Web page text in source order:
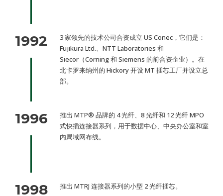
1992
3 家领先的技术公司合资成立 US Conec，它们是：
Fujikura Ltd.、NTT Laboratories 和
Siecor（Corning 和 Siemens 的前合资企业）。在
北卡罗来纳州的 Hickory 开设 MT 插芯工厂并设立总
部。
1996
推出 MTP® 品牌的 4 光纤、8 光纤和 12 光纤 MPO
式快插连接器系列，用于数据中心、中央办公室和室
内局域网布线。
1998 推出 MTRJ 连接器系列的小型 2 光纤插芯。